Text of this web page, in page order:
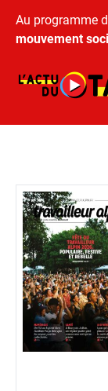
Au programme
mouvement